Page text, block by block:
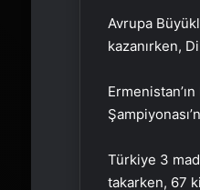
Avrupa
kazanırken,
Türkiye 3
takarken, 67